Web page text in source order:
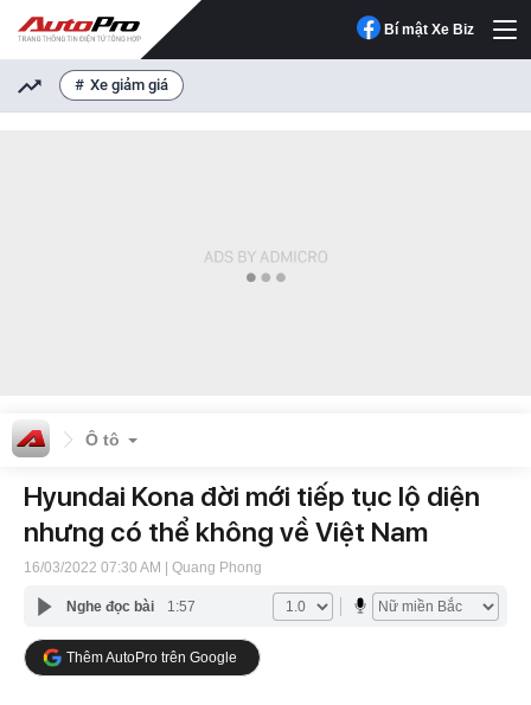
Bí mật Xe Biz
Xe giảm giá
Ô tô
Hyundai Kona đời mới tiếp tục lộ diện
nhưng có thể không về Việt Nam
16/03/2022 07:30 AM | Quang Phong
Nghe đọc bài 1:57
Thêm AutoPro trên Google